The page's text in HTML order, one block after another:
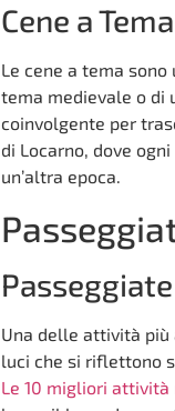
Cene a Tema
Le cene a tema
tema medievale o di
coinvolgente per
di Locarno, dove
un’altra epoca.
Una delle attività più
luci che si riflettono
Le 10 migliori attività